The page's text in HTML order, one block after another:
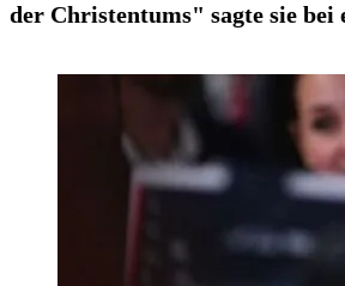
der Christentums" sagte sie bei